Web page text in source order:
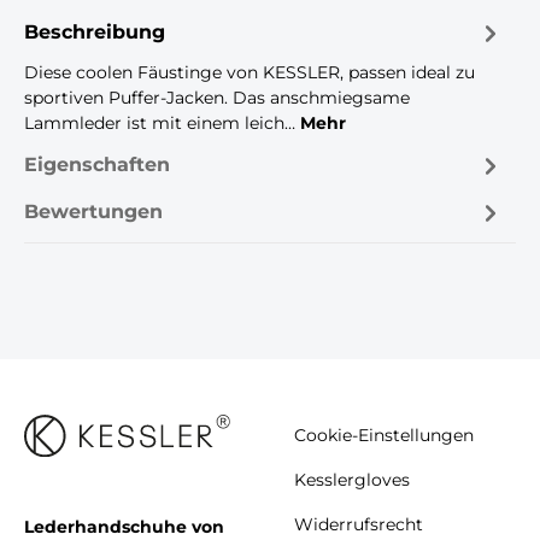
Beschreibung
Diese coolen Fäustinge von KESSLER, passen ideal zu
sportiven Puffer-Jacken. Das anschmiegsame
Lammleder ist mit einem leich… Mehr
Eigenschaften
Bewertungen
Lederhandschuhe von
Cookie-Einstellungen
Kesslergloves
Widerrufsrecht